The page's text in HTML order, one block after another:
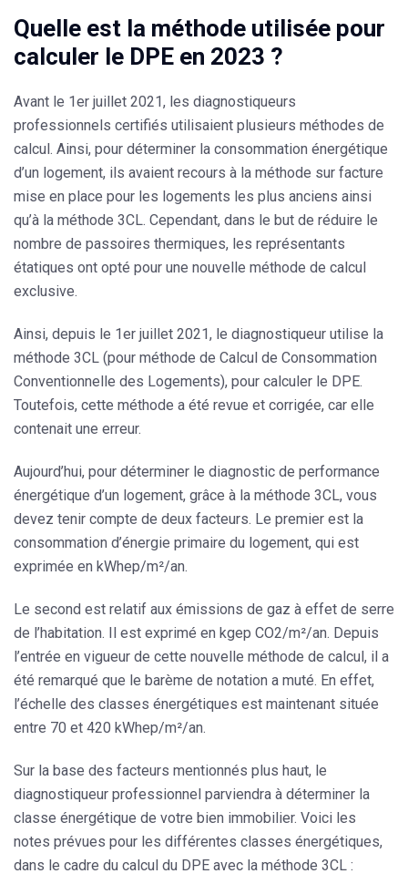
Quelle est la méthode utilisée pour
calculer le DPE en 2023 ?
Avant le 1er juillet 2021, les diagnostiqueurs
professionnels certifiés utilisaient plusieurs méthodes de
calcul. Ainsi, pour déterminer la consommation énergétique
d’un logement, ils avaient recours à la méthode sur facture
mise en place pour les logements les plus anciens ainsi
qu’à la méthode 3CL. Cependant, dans le but de réduire le
nombre de passoires thermiques, les représentants
étatiques ont opté pour une nouvelle méthode de calcul
exclusive.
Ainsi, depuis le 1er juillet 2021, le diagnostiqueur utilise la
méthode 3CL (pour méthode de Calcul de Consommation
Conventionnelle des Logements), pour calculer le DPE.
Toutefois, cette méthode a été revue et corrigée, car elle
contenait une erreur.
Aujourd’hui, pour déterminer le diagnostic de performance
énergétique d’un logement, grâce à la méthode 3CL, vous
devez tenir compte de deux facteurs. Le premier est la
consommation d’énergie primaire du logement, qui est
exprimée en kWhep/m²/an.
Le second est relatif aux émissions de gaz à effet de serre
de l’habitation. Il est exprimé en kgep CO2/m²/an. Depuis
l’entrée en vigueur de cette nouvelle méthode de calcul, il a
été remarqué que le barème de notation a muté. En effet,
l’échelle des classes énergétiques est maintenant située
entre 70 et 420 kWhep/m²/an.
Sur la base des facteurs mentionnés plus haut, le
diagnostiqueur professionnel parviendra à déterminer la
classe énergétique de votre bien immobilier. Voici les
notes prévues pour les différentes classes énergétiques,
dans le cadre du calcul du DPE avec la méthode 3CL :